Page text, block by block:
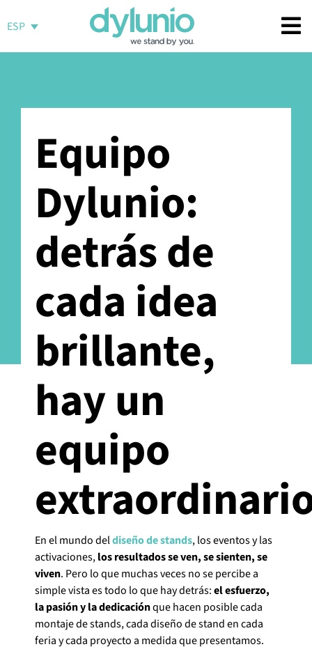
ESP
Equipo
Dylunio:
detrás de
cada idea
brillante,
hay un
equipo
En el mundo deldiseño de stands, los eventos y las
activaciones,los resultados se ven, se sienten, se
viven. Pero lo que muchas veces no se percibe a
simple vista es todo lo que hay detrás:el esfuerzo,
la pasión y la dedicaciónque hacen posible cada
montaje de stands, cada diseño de stand en cada
feria y cada proyecto a medida que presentamos.